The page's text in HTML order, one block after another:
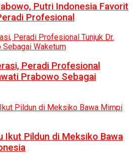
Putri Indonesia Favorit
Profesional
Peradi Profesional
Prabowo Sebagai
Ikut Pildun di Meksiko Bawa